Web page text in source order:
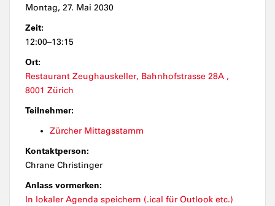
Montag, 27. Mai 2030
Zeit:
12:00–13:15
Ort:
Restaurant Zeughauskeller, Bahnhofstrasse 28A ,
8001 Zürich
Teilnehmer:
Zürcher Mittagsstamm
Kontaktperson:
Chrane Christinger
Anlass vormerken:
In lokaler Agenda speichern (.ical für Outlook etc.)